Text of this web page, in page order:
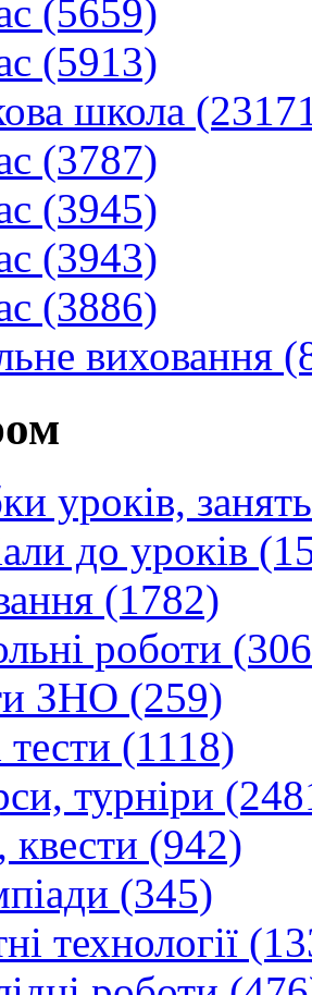
(5659)
(5913)
школа
(3787)
(3945)
(3943)
(3886)
виховання
уроків,
до уроків
(1782)
роботи
ЗНО (259)
тести (1118)
турніри
квести (942)
(345)
технології